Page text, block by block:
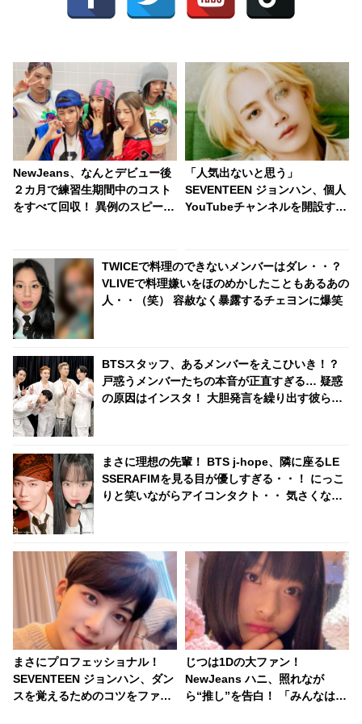
NewJeans、なんとデビュー後
２カ月で練習生期間中のコスト
をすべて回収！ 異例のスピード
金の使い道は・・？
「人気出ないと思う」
SEVENTEEN ジョンハン、個人
YouTubeチャンネルを開設する
TWICEで料理のできないメンバーはダレ・・？
VLIVEで料理嫌いをほのめかしたこともあるあの
人・・（笑） 容赦なく暴露するチェヨンに爆笑
BTSスタッフ、あるメンバーをえこひいき！？
戸惑うメンバーたちの本音が正直すぎる… 疑惑
の原因はインスタ！ 大胆発言を繰り出す彼らの
まさに理想の先輩！ BTS j-hope、隣に座るLE
SSERAFIMを見る目が優しすぎる・・！ にっこ
りと笑いながらアイコンタクト・・ 気さくな人
まさにプロフェッショナル！
SEVENTEEN ジョンハン、ダン
スを覚えるためのコツをファン
じつは1Dの大ファン！
NewJeans ハニ、照れなが
ら“推し”を告白！ 「みんなはハ